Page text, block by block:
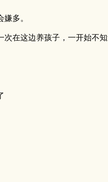
多。
在这边养孩子，一开始不